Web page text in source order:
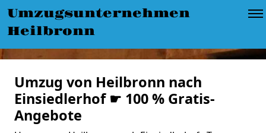
Umzugsunternehmen
Heilbronn
Umzug von Heilbronn nach
Einsiedlerhof ☛ 100 % Gratis-
Angebote